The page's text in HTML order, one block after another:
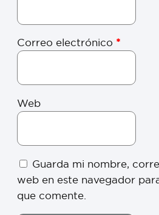
Correo electrónico *
Web
Guarda mi nombre,
web en este navegador
que comente.